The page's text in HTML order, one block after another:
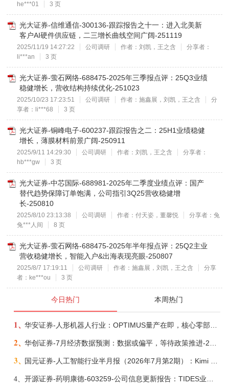
he***01
3 页
光大证券-信维通信-300136-跟踪报告之十一：进入北美新
客户AI硬件供应链，二三增长曲线空间广阔-251119
2025/11/19 14:27:22 公司调研 作者：刘凯，王之含
分享者：
li***an
3 页
光大证券-萤石网络-688475-2025年三季报点评：25Q3业绩
稳健增长，营收结构持续优化-251023
2025/10/23 17:23:51 公司调研 作者：施鑫展，刘凯，王之含
分
享者：li***68
3 页
光大证券-铜峰电子-600237-跟踪报告之二：25H1业绩稳健
增长，薄膜材料前景广阔-250911
2025/9/11 14:29:30 公司调研 作者：刘凯，王之含
分享者：
hb***gw
3 页
光大证券-中芯国际-688981-2025年二季度业绩点评：国产
替代趋势保障订单饱满，公司指引3Q25营收稳健增
长-250810
2025/8/10 23:13:38 公司调研 作者：付天姿，董馨悦
分享者：兔
兔***人间
8 页
光大证券-萤石网络-688475-2025年半年报点评：25Q2主业
营收稳健增长，智能入户&出海表现亮眼-250807
2025/8/7 17:19:11 公司调研 作者：施鑫展，刘凯，王之含
分享
者：ke***ou
3 页
今日热门 本周热门
1、
2、
3、
4、